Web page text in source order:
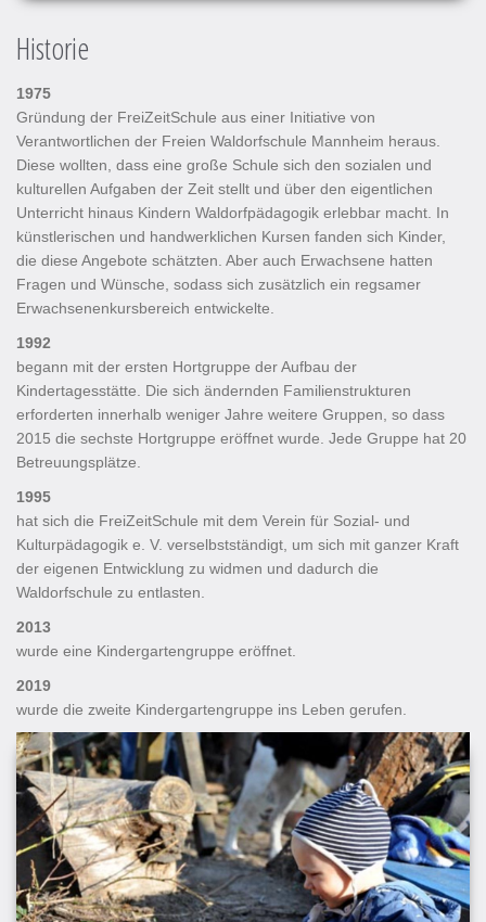
Historie
1975
Gründung der FreiZeitSchule aus einer Initiative von
Verantwortlichen der Freien Waldorfschule Mannheim heraus.
Diese wollten, dass eine große Schule sich den sozialen und
kulturellen Aufgaben der Zeit stellt und über den eigentlichen
Unterricht hinaus Kindern Waldorfpädagogik erlebbar macht. In
künstlerischen und handwerklichen Kursen fanden sich Kinder,
die diese Angebote schätzten. Aber auch Erwachsene hatten
Fragen und Wünsche, sodass sich zusätzlich ein regsamer
Erwachsenenkursbereich entwickelte.
1992
begann mit der ersten Hortgruppe der Aufbau der
Kindertagesstätte. Die sich ändernden Familienstrukturen
erforderten innerhalb weniger Jahre weitere Gruppen, so dass
2015 die sechste Hortgruppe eröffnet wurde. Jede Gruppe hat 20
Betreuungsplätze.
1995
hat sich die FreiZeitSchule mit dem Verein für Sozial- und
Kulturpädagogik e. V. verselbstständigt, um sich mit ganzer Kraft
der eigenen Entwicklung zu widmen und dadurch die
Waldorfschule zu entlasten.
2013
wurde eine Kindergartengruppe eröffnet.
2019
wurde die zweite Kindergartengruppe ins Leben gerufen.